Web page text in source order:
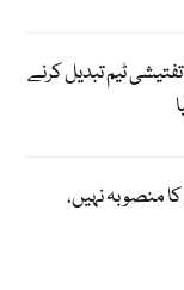
ٹیم تبدیل کرنے
کا منصوبہ نہیں،